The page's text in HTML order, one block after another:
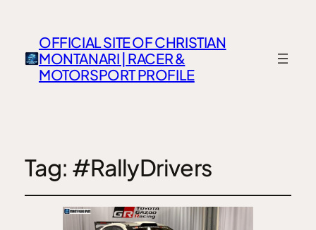
OFFICIAL SITE OF CHRISTIAN
MONTANARI | RACER &
MOTORSPORT PROFILE
Tag: #RallyDrivers